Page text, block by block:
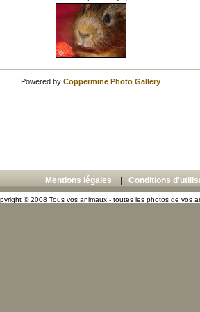
Powered by Coppermine Photo Gallery
Mentions légales Conditions
© 2008 Tous vos animaux - toutes les photos de vos